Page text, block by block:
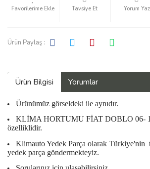
Tavsiye Et Yorum Yaz
Ürün Paylaş :
Ürün Bilgisi Yorumlar
Ürünümüz görseldeki ile aynıdır.
KLİMA HORTUMU FİAT DOBLO 06-
özelliklidir.
Klimauto Yedek Parça olarak Türkiye'nin
yedek parça göndermekteyiz.